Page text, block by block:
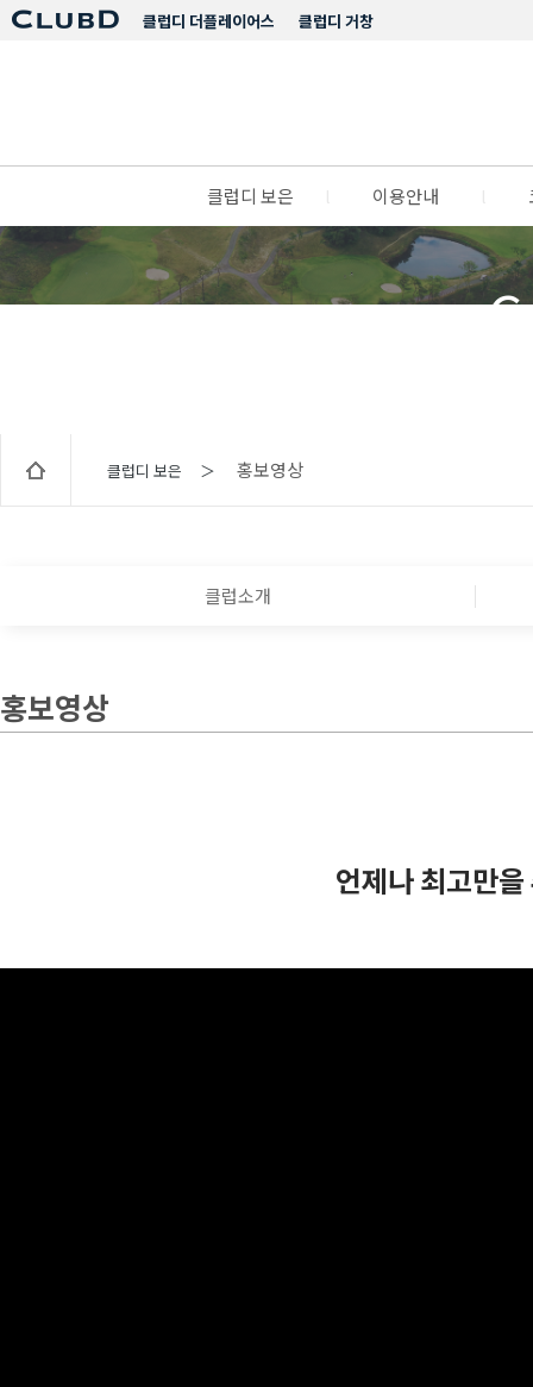
클럽디 거창
클럽디 더플레이어스
클럽디 보은 이용안내
클럽디 보은 ＞ 홍보영상
클럽소개
홍보영상
언제나 최고만